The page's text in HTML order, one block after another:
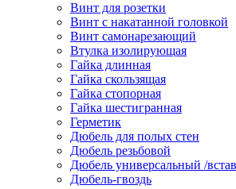
Винт для розетки
Винт с накатанной головкой
Винт самонарезающий
Втулка изолирующая
Гайка длинная
Гайка скользящая
Гайка стопорная
Гайка шестигранная
Герметик
Дюбель для полых стен
Дюбель резьбовой
Дюбель универсальный /
Дюбель-гвоздь